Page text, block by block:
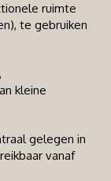
ruimte
te gebruiken
kleine
gelegen in
vanaf